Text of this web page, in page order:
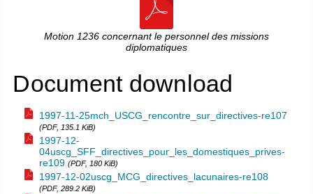
Motion 1236 concernant le personnel des missions
diplomatiques
Document download
1997-11-25mch_USCG_rencontre_sur_directives-re107
(PDF, 135.1 KiB)
1997-12-
04uscg_SFF_directives_pour_les_domestiques_prives-
re109 (PDF, 180 KiB)
1997-12-02uscg_MCG_directives_lacunaires-re108
(PDF, 289.2 KiB)